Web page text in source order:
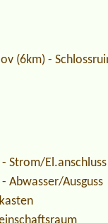
(6km) -
- Strom/El.anschluss
- Abwasser/Ausguss